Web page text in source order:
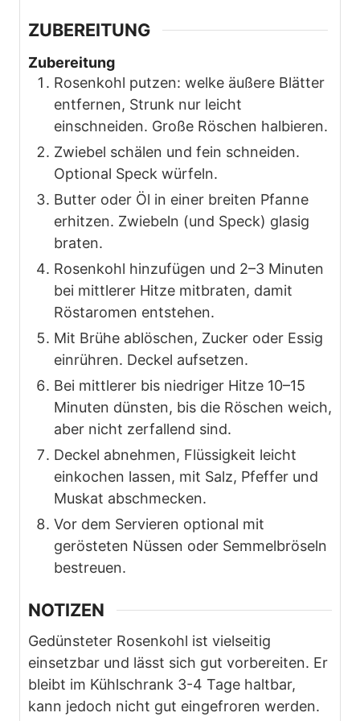
ZUBEREITUNG
Zubereitung
Rosenkohl putzen: welke äußere Blätter
entfernen, Strunk nur leicht
einschneiden. Große Röschen halbieren.
Zwiebel schälen und fein schneiden.
Optional Speck würfeln.
Butter oder Öl in einer breiten Pfanne
erhitzen. Zwiebeln (und Speck) glasig
braten.
Rosenkohl hinzufügen und 2–3 Minuten
bei mittlerer Hitze mitbraten, damit
Röstaromen entstehen.
Mit Brühe ablöschen, Zucker oder Essig
einrühren. Deckel aufsetzen.
Bei mittlerer bis niedriger Hitze 10–15
Minuten dünsten, bis die Röschen weich,
aber nicht zerfallend sind.
Deckel abnehmen, Flüssigkeit leicht
einkochen lassen, mit Salz, Pfeffer und
Muskat abschmecken.
Vor dem Servieren optional mit
gerösteten Nüssen oder Semmelbröseln
bestreuen.
NOTIZEN
Gedünsteter Rosenkohl ist vielseitig
einsetzbar und lässt sich gut vorbereiten. Er
bleibt im Kühlschrank 3-4 Tage haltbar,
kann jedoch nicht gut eingefroren werden.